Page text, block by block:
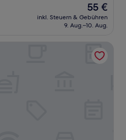
Der
Preis
beträgt
55 €
inkl. Steuern & Gebühren
9. Aug.–10. Aug.
H Avenue Dongdaegu Station